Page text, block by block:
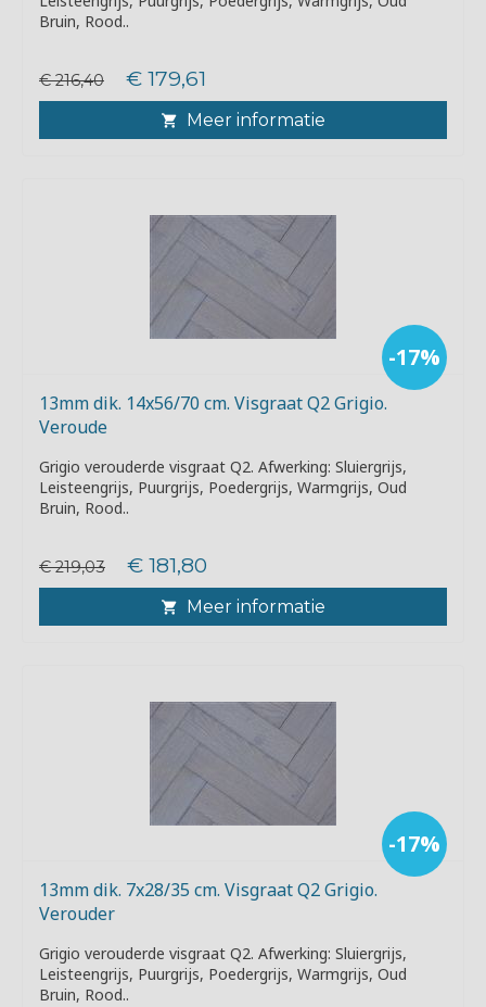
Bruin, Rood..
€ 216,40 € 179,61
Meer informatie
-17%
13mm dik. 14x56/70 cm. Visgraat Q2 Grigio.
Veroude
Grigio verouderde visgraat Q2. Afwerking: Sluiergrijs,
Leisteengrijs, Puurgrijs, Poedergrijs, Warmgrijs, Oud
Bruin, Rood..
€ 219,03 € 181,80
Meer informatie
-17%
13mm dik. 7x28/35 cm. Visgraat Q2 Grigio.
Verouder
Grigio verouderde visgraat Q2. Afwerking: Sluiergrijs,
Leisteengrijs, Puurgrijs, Poedergrijs, Warmgrijs, Oud
Bruin, Rood..